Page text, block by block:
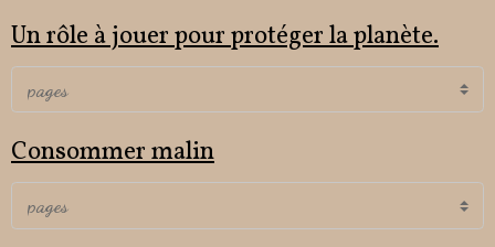
Un rôle à jouer pour protéger la planète.
Consommer malin